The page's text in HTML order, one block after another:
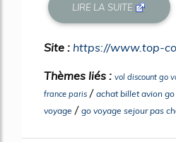
LIRE LA SUITE
Site : https://www.top-
Thèmes liés : vol discount go
france paris / achat billet avion go
voyage / go voyage sejour pas